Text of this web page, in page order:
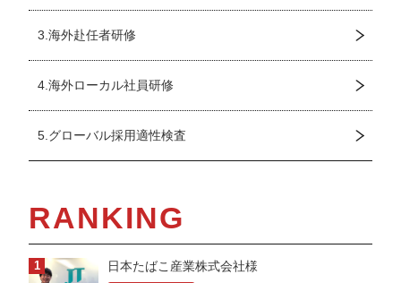
3.海外赴任者研修
4.海外ローカル社員研修
5.グローバル採用適性検査
RANKING
日本たばこ産業株式会社様